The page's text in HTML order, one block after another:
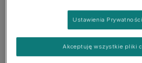
arystokratycznym wyglądzie,
długiej, jedwabistej białej
rasa. Dorosły maltańczyk ma
wysokości i waży około
Ustawienia Prywatności
Akceptuję wszystkie pliki